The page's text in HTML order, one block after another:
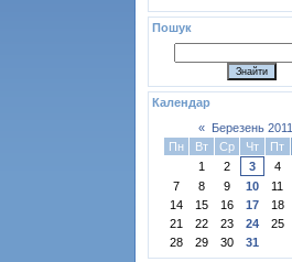
Пошук
Календар
«
Березень 2011
Пн
Вт Ср Чт Пт
1
2 3 4
7
8 9 10 11
14
15 16 17 18
21
22 23 24 25
28
29 30 31